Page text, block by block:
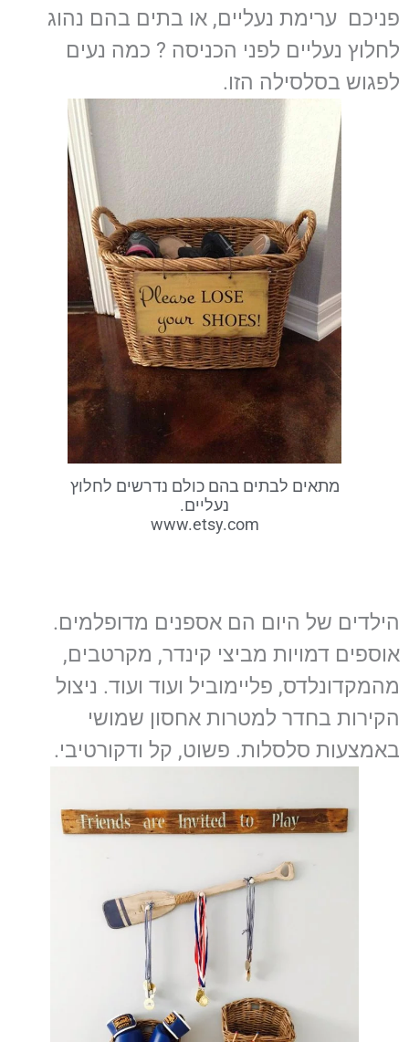
פניכם ערימת נעליים, או בתים בהם נהוג
לחלוץ נעליים לפני הכניסה ? כמה נעים
לפגוש בסלסילה הזו.
מתאים לבתים בהם כולם נדרשים לחלוץ
נעליים.
www.etsy.com
הילדים של היום הם אספנים מדופלמים.
אוספים דמויות מביצי קינדר, מקרטבים,
מהמקדונלדס, פליימוביל ועוד ועוד. ניצול
הקירות בחדר למטרות אחסון שמושי
באמצעות סלסלות. פשוט, קל ודקורטיבי.